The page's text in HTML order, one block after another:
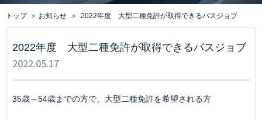
トップ お知らせ 2022年度 大型二種免許が取得できるバスジョブ
2022年度 大型二種免許が取得できるバスジョブ
2022.05.17
35歳～54歳までの方で、大型二種免許を希望される方